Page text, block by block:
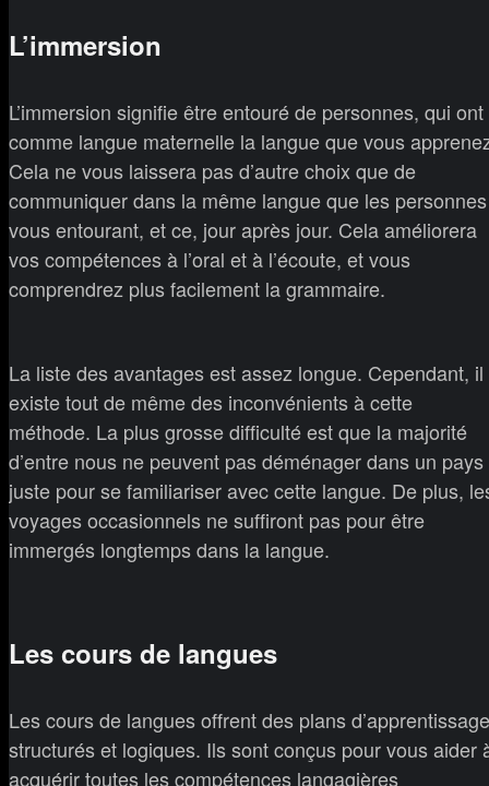
L’immersion
L’immersion signifie être entouré de personnes, qui ont
comme langue maternelle la langue que vous
Cela ne vous laissera pas d’autre choix que de
communiquer dans la même langue que les personnes
vous entourant, et ce, jour après jour. Cela améliorera
vos compétences à l’oral et à l’écoute, et vous
comprendrez plus facilement la grammaire.
La liste des avantages est assez longue. Cependant, il
existe tout de même des inconvénients à cette
méthode. La plus grosse difficulté est que la majorité
d’entre nous ne peuvent pas déménager dans un pays
juste pour se familiariser avec cette langue. De plus,
voyages occasionnels ne suffiront pas pour être
immergés longtemps dans la langue.
Les cours de langues
Les cours de langues offrent des plans d’apprentissage
structurés et logiques. Ils sont conçus pour vous aider
acquérir toutes les compétences langagières